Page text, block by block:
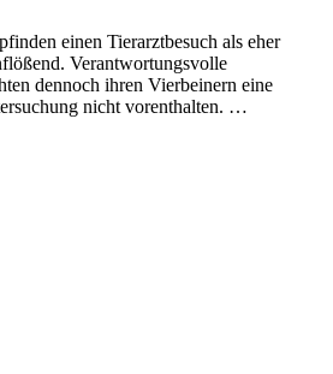
einen Tierarztbesuch als eher
Verantwortungsvolle
dennoch ihren Vierbeinern eine
nicht vorenthalten. …